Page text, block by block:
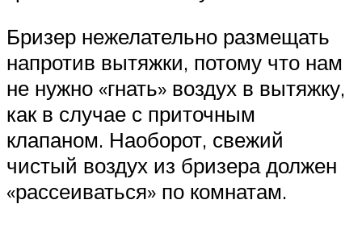
Бризер нежелательно размещать
напротив вытяжки, потому что нам
не нужно «гнать» воздух в вытяжку,
как в случае с приточным
клапаном. Наоборот, свежий
чистый воздух из бризера должен
«рассеиваться» по комнатам.